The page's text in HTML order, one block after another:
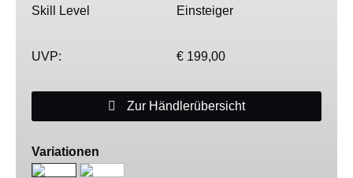
Skill Level
Einsteiger
UVP: € 199,00
Zur Händlerübersicht
Variationen